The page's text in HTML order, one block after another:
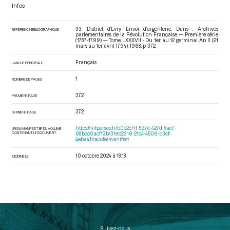
Infos
RÉFÉRENCE BIBLIOGRAPHIQUE
33. District d’Evry. Envoi d’argenterie. Dans : Archives
parlementaires de la Révolution Française — Première série
(1787-1799) — Tome LXXXVII - Du 1er au 12 germinal An II (21
mars au 1er avril 1794) . 1968. p. 372.
LANGUE PRINCIPALE Français
NOMBRE DE PAGES 1
PREMIÈRE PAGE 372
DERNIÈRE PAGE 372
URI DU MANIFEST IIIF DU VOLUME
CONTENANT LE DOCUMENT
https://iiif.persee.fr/b0e2cf11-597c-427d-8ac7-
68bcc0acf13b/31eb2316-21c4-4506-b3cf-
4eba41baccfe/manifest
MODIFIÉ LE 10 octobre 2024 à 18:18
Suivez-nous